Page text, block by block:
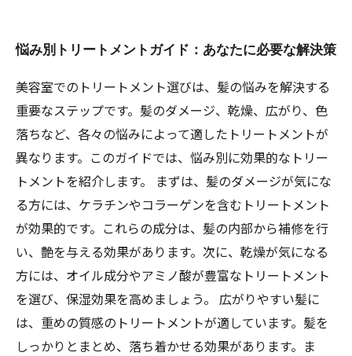
悩み別トリートメントガイド：あなたに必要な解決策
美容室でのトリートメント選びは、髪の悩みを解決する
重要なステップです。髪のダメージ、乾燥、広がり、色
落ちなど、各々の悩みによって適したトリートメントが
異なります。このガイドでは、悩み別に効果的なトリー
トメントを紹介します。 まずは、髪のダメージが気にな
る方には、ケラチンやコラーゲンを含むトリートメント
が効果的です。これらの成分は、髪の内部から補修を行
い、艶を与える効果があります。次に、乾燥が気になる
方には、オイル成分やアミノ酸が豊富なトリートメント
を選び、保湿効果を高めましょう。 広がりやすい髪に
は、重めの質感のトリートメントが適しています。髪を
しっかりとまとめ、落ち着かせる効果があります。ま